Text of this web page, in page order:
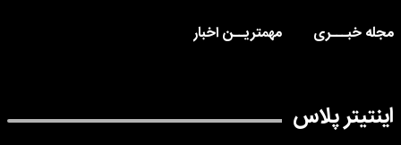
مجله خبـــری
مهمتریــن اخبار
اینتیتر پلاس